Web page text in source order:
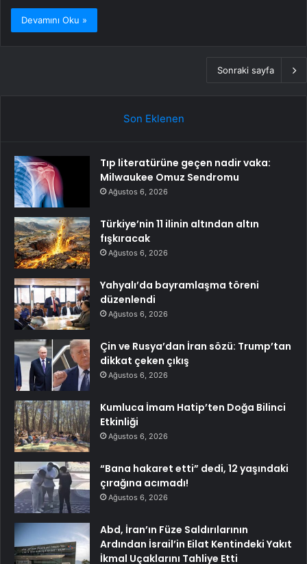
Devamını Oku »
Sonraki sayfa
Son Eklenen
Tıp literatürüne geçen nadir vaka:
Milwaukee Omuz Sendromu
Ağustos 6, 2026
Türkiye’nin 11 ilinin altından altın
fışkıracak
Ağustos 6, 2026
Yahyalı’da bayramlaşma töreni
düzenlendi
Ağustos 6, 2026
Çin ve Rusya’dan İran sözü: Trump’tan
dikkat çeken çıkış
Ağustos 6, 2026
Kumluca İmam Hatip’ten Doğa Bilinci
Etkinliği
Ağustos 6, 2026
“Bana hakaret etti” dedi, 12 yaşındaki
çırağına acımadı!
Ağustos 6, 2026
Abd, İran’ın Füze Saldırılarının
Ardından İsrail’in Eilat Kentindeki Yakıt
İkmal Uçaklarını Tahliye Etti